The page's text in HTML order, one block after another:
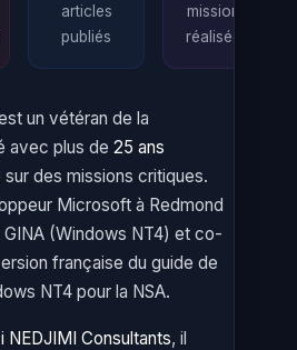
articles
publiés
missions
réalisées
un vétéran de la
avec plus de 25 ans
sur des missions critiques.
Microsoft à Redmond
GINA (Windows NT4) et co-
française du guide de
NT4 pour la NSA.
NEDJIMI Consultants, il